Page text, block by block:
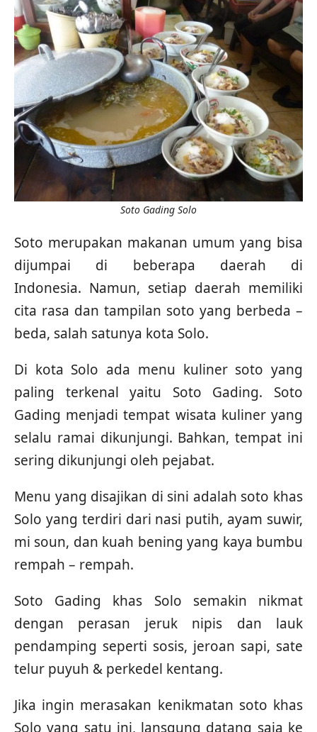
Soto Gading Solo
Soto merupakan makanan umum yang bisa
dijumpai di beberapa daerah di
Indonesia. Namun, setiap daerah memiliki
cita rasa dan tampilan soto yang berbeda –
beda, salah satunya kota Solo.
Di kota Solo ada menu kuliner soto yang
paling terkenal yaitu Soto Gading. Soto
Gading menjadi tempat wisata kuliner yang
selalu ramai dikunjungi. Bahkan, tempat ini
sering dikunjungi oleh pejabat.
Menu yang disajikan di sini adalah soto khas
Solo yang terdiri dari nasi putih, ayam suwir,
mi soun, dan kuah bening yang kaya bumbu
rempah – rempah.
Soto Gading khas Solo semakin nikmat
dengan perasan jeruk nipis dan lauk
pendamping seperti sosis, jeroan sapi, sate
telur puyuh & perkedel kentang.
Jika ingin merasakan kenikmatan soto khas
Solo yang satu ini, lansgung datang saja ke